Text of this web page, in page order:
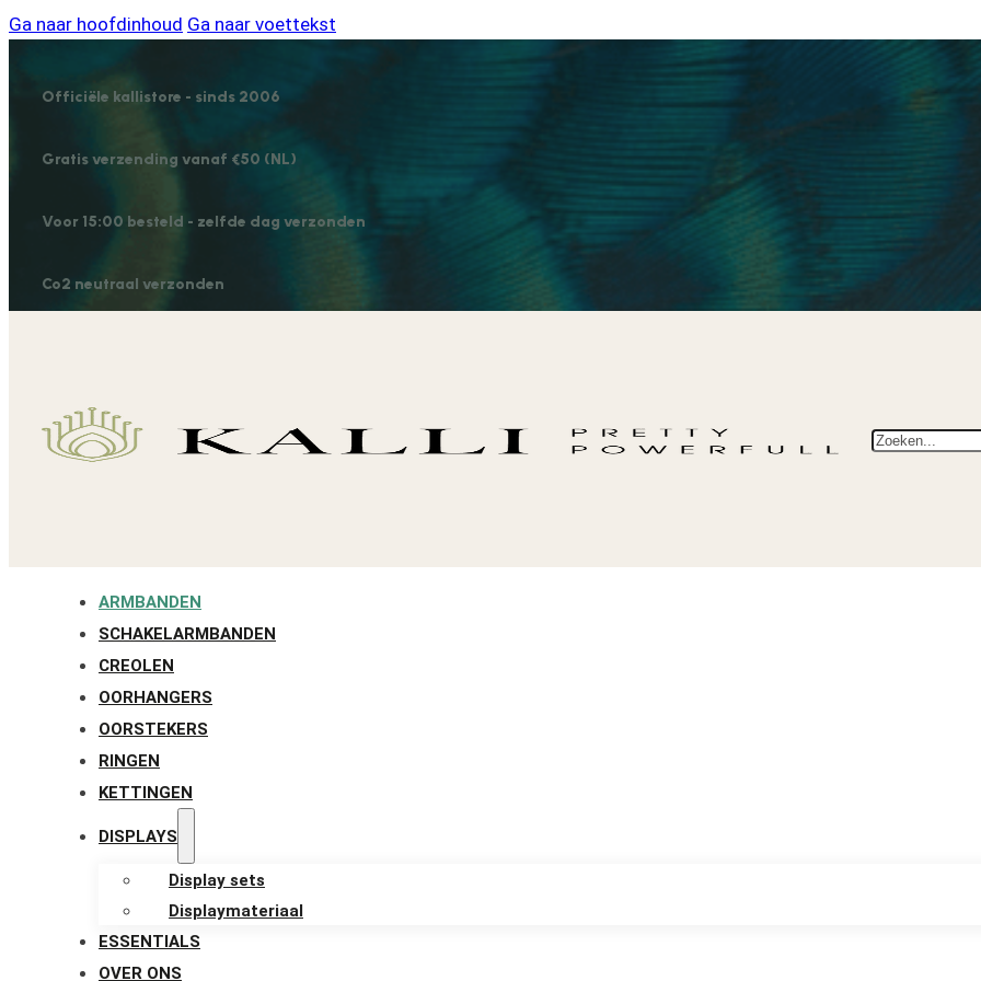
Ga naar hoofdinhoud Ga naar voettekst
Officiële kallistore - sinds 2006
Gratis verzending vanaf €50 (NL)
Voor 15:00 besteld - zelfde dag verzonden
Co2 neutraal verzonden
Zoeken
ARMBANDEN
SCHAKELARMBANDEN
CREOLEN
OORHANGERS
OORSTEKERS
RINGEN
KETTINGEN
DISPLAYS
Display sets
Displaymateriaal
ESSENTIALS
OVER ONS